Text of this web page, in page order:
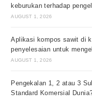
keburukan terhadap
AUGUST 1, 2026
Aplikasi kompos sawit di
penyelesaian untuk
AUGUST 1, 2026
Pengekalan 1, 2 atau 3
Standard Komersial